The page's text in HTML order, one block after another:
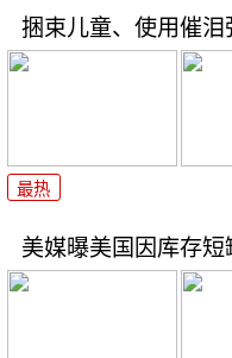
捆束儿童、使用催
最热
美媒曝美国因库存